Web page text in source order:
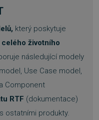
který poskytuje
životního
následující modely
Use Case model,
Component
RTF (dokumentace)
ostatními produkty.